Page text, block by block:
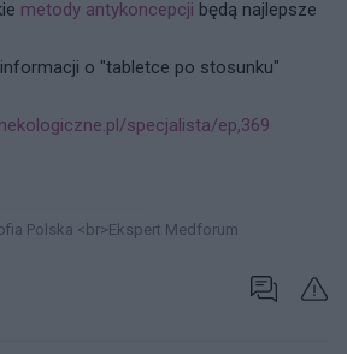
metody antykoncepcji będą najlepsze
o "tabletce po stosunku"
specjalista/ep,369
Polska <br>Ekspert Medforum